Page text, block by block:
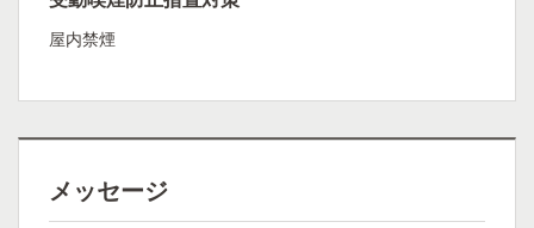
屋内禁煙
メッセージ